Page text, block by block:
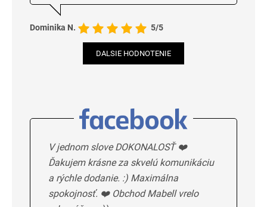
Dominika N. 5/5
DALSIE HODNOTENIE
V jednom slove DOKONALOSŤ ❤️
Ďakujem krásne za skvelú komunikáciu
a rýchle dodanie. :) Maximálna
spokojnosť. ❤️ Obchod Mabell vrelo